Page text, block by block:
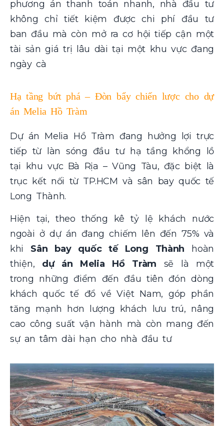
phương án thanh toán nhanh, nhà đầu tư
không chỉ tiết kiệm được chi phí đầu tư
ban đầu mà còn mở ra cơ hội tiếp cận một
tài sản giá trị lâu dài tại một khu vực đang
ngày cà
Hạ tầng bứt phá – Đòn bẩy chiến lược cho dự
án Melia Hồ Tràm
Dự án Melia Hồ Tràm đang hưởng lợi trực
tiếp từ làn sóng đầu tư hạ tầng khổng lồ
tại khu vực Bà Rịa – Vũng Tàu, đặc biệt là
trục kết nối từ TP.HCM và sân bay quốc tế
Long Thành.
Hiện tại, theo thống kê tỷ lệ khách nước
ngoài ở dự án đang chiếm lên đến 75% và
khi Sân bay quốc tế Long Thành hoàn
thiện, dự án Melia Hồ Tràm sẽ là một
trong những điểm đến đầu tiên đón dòng
khách quốc tế đổ về Việt Nam, góp phần
tăng mạnh hơn lượng khách lưu trú, nâng
cao công suất vận hành mà còn mang đến
sự an tâm dài hạn cho nhà đầu tư